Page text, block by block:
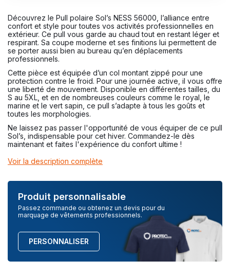
Découvrez le Pull polaire Sol’s NESS 56000, l’alliance entre
confort et style pour toutes vos activités professionnelles en
extérieur. Ce pull vous garde au chaud tout en restant léger et
respirant. Sa coupe moderne et ses finitions lui permettent de
se porter aussi bien au bureau qu’en déplacements
professionnels.
Cette pièce est équipée d’un col montant zippé pour une
protection contre le froid. Pour une journée active, il vous offre
une liberté de mouvement. Disponible en différentes tailles, du
S au 5XL, et en de nombreuses couleurs comme le royal, le
marine et le vert sapin, ce pull s’adapte à tous les goûts et
toutes les morphologies.
Ne laissez pas passer l'opportunité de vous équiper de ce pull
Sol’s, indispensable pour cet hiver. Commandez-le dès
maintenant et faites l'expérience du confort ultime !
Voir la description complète
Produit personnalisable
Passez commande ou obtenez un devis pour du
marquage de vêtements professionnels.
PERSONNALISER